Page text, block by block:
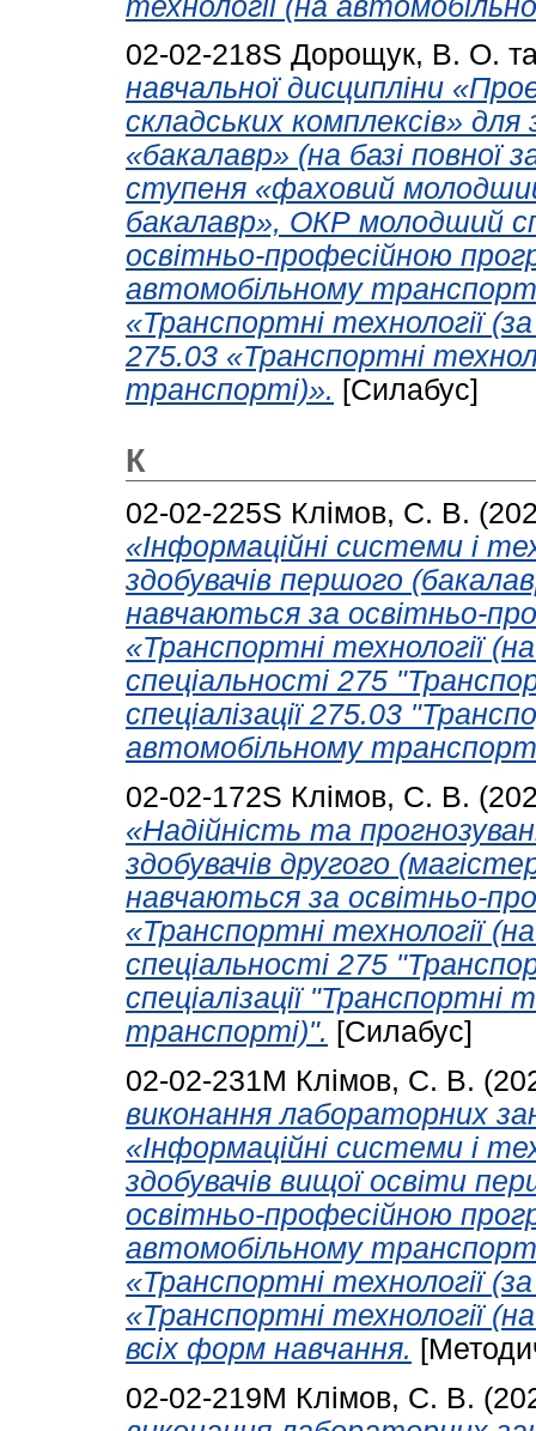
02-02-218S Дорощук, В. О.
навчальної дисципліни
складських комплексів»
«бакалавр» (на базі повної
ступеня «фаховий
бакалавр», ОКР молодший
освітньо-професійною
автомобільному
«Транспортні технології
275.03 «Транспортні
транспорті)». [Силабус]
К
02-02-225S Клімов, С. В.
«Інформаційні системи і
здобувачів першого
навчаються за освітньо-
«Транспортні технології
спеціальності 275
спеціалізації 275.03
автомобільному
02-02-172S Клімов, С. В.
«Надійність та
здобувачів другого
навчаються за освітньо-
«Транспортні технології
спеціальності 275
спеціалізації "Транспортні
транспорті)". [Силабус]
02-02-231М Клімов, С. В.
виконання лабораторних
«Інформаційні системи і
здобувачів вищої освіти
освітньо-професійною
автомобільному
«Транспортні технології (за
«Транспортні технології
всіх форм навчання.
02-02-219М Клімов, С. В.